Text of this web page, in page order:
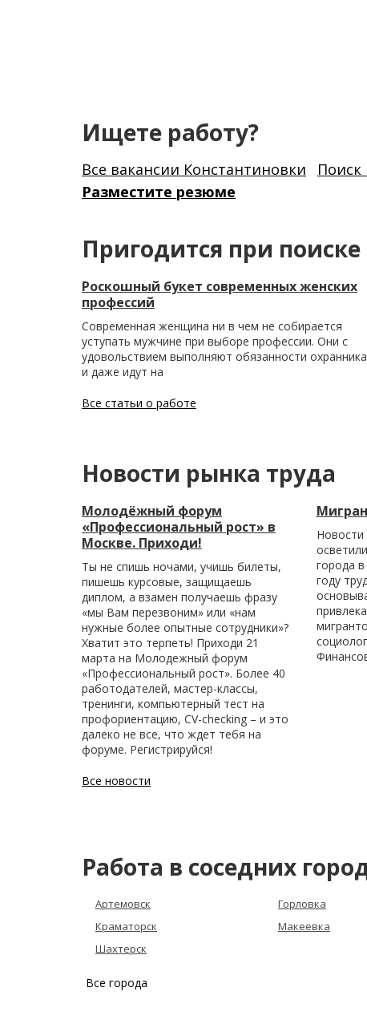
Ищете работу?
Все вакансии Константиновки Поиск
Разместите резюме
Пригодится при
Роскошный букет современных женских
профессий
Современная женщина ни в чем не собирается
уступать мужчине при выборе профессии. Они с
удовольствием выполняют обязанности охранника
и даже идут на
Все статьи о работе
Новости рынка труда
Молодёжный форум
«Профессиональный рост» в
Москве. Приходи!
Ты не спишь ночами, учишь билеты,
пишешь курсовые, защищаешь
диплом, а взамен получаешь фразу
«мы Вам перезвоним» или «нам
нужные более опытные сотрудники»?
Хватит это терпеть! Приходи 21
марта на Молодежный форум
«Профессиональный рост». Более 40
работодателей, мастер-классы,
тренинги, компьютерный тест на
профориентацию, CV-checking – и это
далеко не все, что ждет тебя на
форуме. Регистрируйся!
Новости
города
году
Все новости
Работа в соседних
Артемовск Горловка
Краматорск Макеевка
Шахтерск
Все города